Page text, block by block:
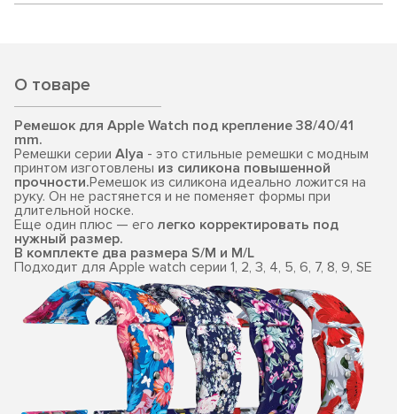
О товаре
Ремешок для Apple Watch под крепление 38/40/41
mm.
Ремешки серии Alya - это стильные ремешки с модным
принтом изготовлены из силикона повышенной
прочности.Ремешок из силикона идеально ложится на
руку. Он не растянется и не поменяет формы при
длительной носке.
Еще один плюс — его легко корректировать под
нужный размер.
В комплекте два размера S/M и M/L
Подходит для Apple watch серии 1, 2, 3, 4, 5, 6, 7, 8, 9, SE